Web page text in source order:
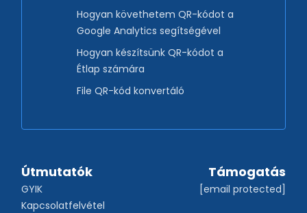
Hogyan követhetem QR-kódot a
Google Analytics segítségével
Hogyan készítsünk QR-kódot a
Étlap számára
File QR-kód konvertáló
Útmutatók
GYIK
Kapcsolatfelvétel
Támogatás
[email protected]